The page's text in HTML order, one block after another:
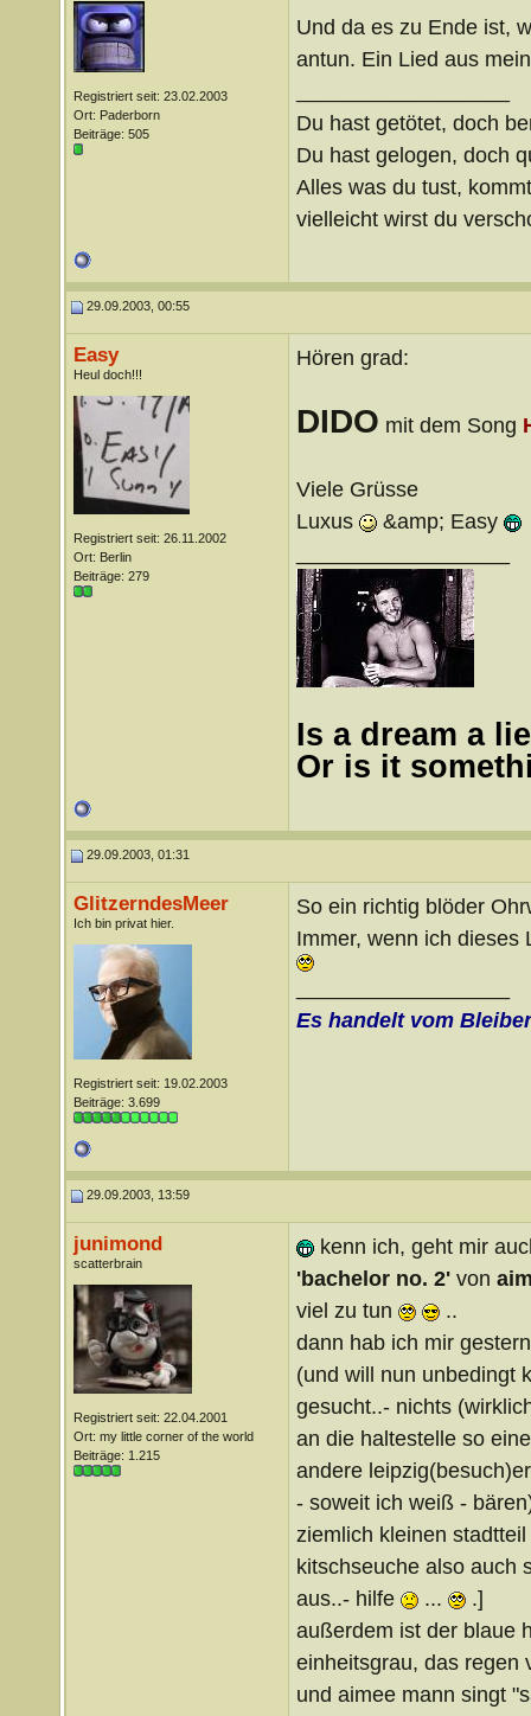
Registriert seit: 23.02.2003
Ort: Paderborn
Beiträge: 505
Und da es zu Ende ist,
antun. Ein Lied aus
Du hast getötet, doch
Du hast gelogen, doch
Alles was du tust,
vielleicht wirst du
29.09.2003, 00:55
Easy
Heul doch!!!
Registriert seit: 26.11.2002
Ort: Berlin
Beiträge: 279
Hören grad:
DIDO mit dem Song
Viele Grüsse
Luxus
&amp; Easy
Is a dream a
Or is it
29.09.2003, 01:31
GlitzerndesMeer
Ich bin privat hier.
Registriert seit: 19.02.2003
Beiträge: 3.699
So ein richtig blöder
Immer, wenn ich dieses
Es handelt vom
29.09.2003, 13:59
junimond
scatterbrain
Registriert seit: 22.04.2001
Ort: my little corner of the world
Beiträge: 1.215
kenn ich, geht mir
'bachelor no. 2'von
viel zu tun
..
dann hab ich mir
(und will nun unbedingt
gesucht..- nichts
an die haltestelle so
andere
- soweit ich weiß -
ziemlich kleinen
kitschseuche also auch
aus..- hilfe
...
.]
außerdem ist der blaue
einheitsgrau, das regen
und aimee mann singt